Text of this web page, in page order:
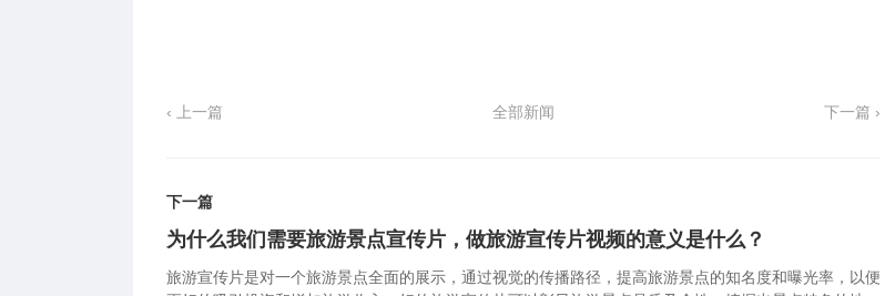
‹ 上一篇 全部新闻 下一篇 ›
下一篇
为什么我们需要旅游景点宣传片，做旅游宣传片视频的意义是什么？
旅游宣传片是对一个旅游景点全面的展示，通过视觉的传播路径，提高旅游景点的知名度和曝光率，以便